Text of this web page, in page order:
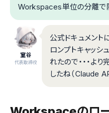
Workspaces単位の分離で
室谷
代表取締役
公式ドキュメント
ロンプトキャッ
れたので・・・よ
したね（Claude